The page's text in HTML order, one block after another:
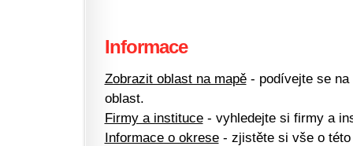
Informace
Zobrazit oblast na mapě- podívejte se na
oblast.
Firmy a instituce- vyhledejte si firmy a
Informace o okrese- zjistěte si vše o této